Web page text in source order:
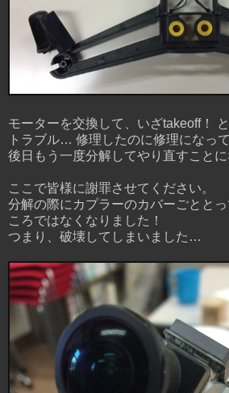
モーターを交換して、いざtakeoff！
トラブル… 修理したのに修理になっ
後日もう一度分解してやり直すことに
ここで皆様に謝罪させてください。
分解の際にカプラーのカバーごとと
ころではなくなりました！
つまり、破壊してしまいました…